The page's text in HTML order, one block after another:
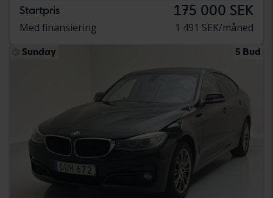
Startpris 175 000 SEK
Med finansiering 1 491 SEK/måned
Sunday 5 Bud